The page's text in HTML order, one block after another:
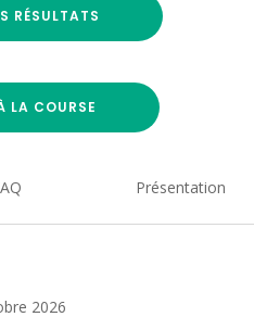
RÉSULTATS
LA COURSE
Présentation
2026